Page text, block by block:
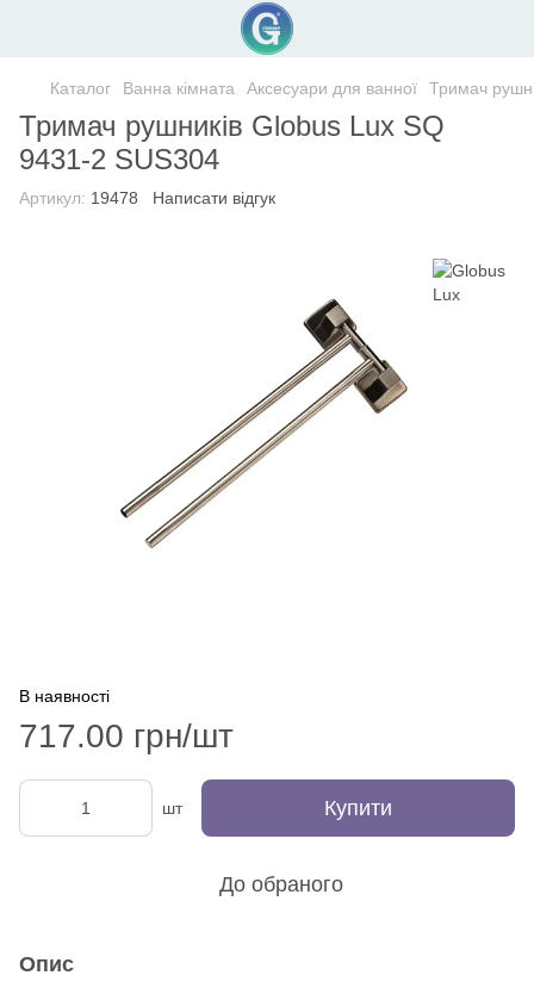
Каталог Ванна кімната Аксесуари для ванної Тримач
Тримач рушників Globus Lux SQ
9431-2 SUS304
Артикул: 19478 Написати відгук
В наявності
717.00 грн/шт
шт Купити
До обраного
Опис